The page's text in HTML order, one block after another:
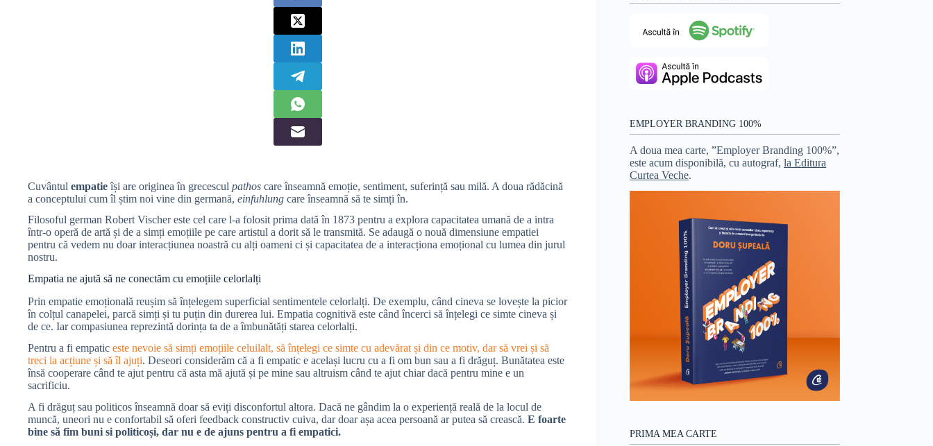
Cuvântul empatieîși are originea în grecescul pathos care înseamnă emoție, sentiment, suferință sau milă. A doua rădăcină
a conceptului cum îl știm noi vine din germană, einfuhlung care înseamnă să te simți în.
Filosoful german Robert Vischer este cel care l-a folosit prima dată în 1873 pentru a explora capacitatea umană de a intra
într-o operă de artă și de a simți emoțiile pe care artistul a dorit să le transmită. Se adaugă o nouă dimensiune empatiei
pentru că vedem nu doar interacțiunea noastră cu alți oameni ci și capacitatea de a interacționa emoțional cu lumea din jurul
nostru.
Empatia ne ajută să ne conectăm cu emoțiile celorlalți
Prin empatie emoțională reușim să înțelegem superficial sentimentele celorlalți. De exemplu, când cineva se lovește la picior
în colțul canapelei, parcă simți și tu puțin din durerea lui. Empatia cognitivă este când încerci să înțelegi ce simte cineva și
de ce. Iar compasiunea reprezintă dorința ta de a îmbunătăți starea celorlalți.
Pentru a fi empatic este nevoie să simți emoțiile celuilalt, să înțelegi ce simte cu adevărat și din ce motiv, dar să vrei și să
treci la acțiune și să îl ajuți. Deseori considerăm că a fi empatic e același lucru cu a fi om bun sau a fi drăguț. Bunătatea este
însă cooperare când te ajut pentru că asta mă ajută și pe mine sau altruism când te ajut chiar dacă pentru mine e un
sacrificiu.
A fi drăguț sau politicos înseamnă doar să eviți disconfortul altora. Dacă ne gândim la o experiență reală de la locul de
muncă, uneori nu e confortabil să oferi feedback constructiv cuiva, dar doar așa acea persoană ar putea să crească. E foarte
bine să fim buni si politicoși, dar nu e de ajuns pentru a fi empatici.
EMPLOYER BRANDING 100%
A doua mea carte, ”Employer Branding 100%”,
este acum disponibilă, cu autograf,la Editura
Curtea Veche.
PRIMA MEA CARTE